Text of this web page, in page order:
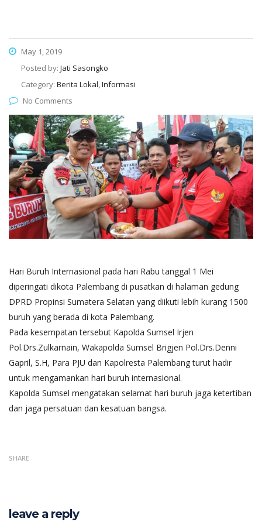
May 1, 2019
Posted by: Jati Sasongko
Category: Berita Lokal, Informasi
No Comments
Hari Buruh Internasional pada hari Rabu tanggal 1 Mei
diperingati dikota Palembang di pusatkan di halaman gedung
DPRD Propinsi Sumatera Selatan yang diikuti lebih kurang 1500
buruh yang berada di kota Palembang.
Pada kesempatan tersebut Kapolda Sumsel Irjen
Pol.Drs.Zulkarnain, Wakapolda Sumsel Brigjen Pol.Drs.Denni
Gapril, S.H, Para PJU dan Kapolresta Palembang turut hadir
untuk mengamankan hari buruh internasional.
Kapolda Sumsel mengatakan selamat hari buruh jaga ketertiban
dan jaga persatuan dan kesatuan bangsa.
SHARE
leave a reply